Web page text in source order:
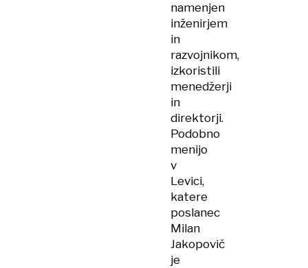
namenjen
inženirjem
in
razvojnikom,
izkoristili
menedžerji
in
direktorji.
Podobno
menijo
v
Levici,
katere
poslanec
Milan
Jakopovič
je